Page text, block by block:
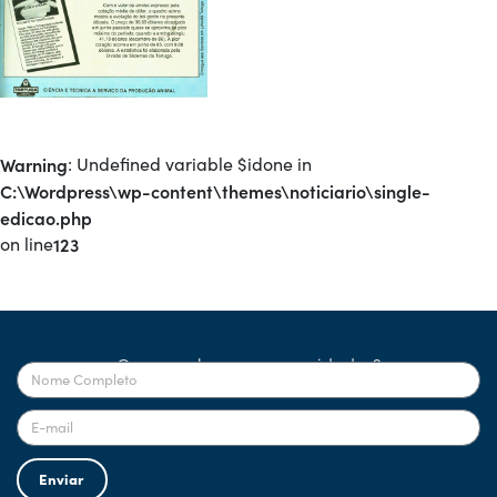
Warning: Undefined variable $idone in
C:\Wordpress\wp-content\themes\noticiario\single-
edicao.php
on line123
Quer receber nossas novidades?
Enviar